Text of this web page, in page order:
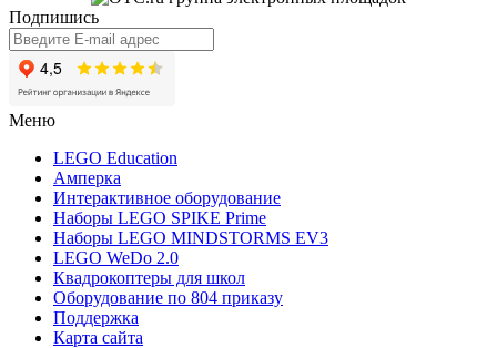
Подпишись
Меню
LEGO Education
Амперка
Интерактивное оборудование
Наборы LEGO SPIKE Prime
Наборы LEGO MINDSTORMS EV3
LEGO WeDo 2.0
Квадрокоптеры для школ
Оборудование по 804 приказу
Поддержка
Карта сайта